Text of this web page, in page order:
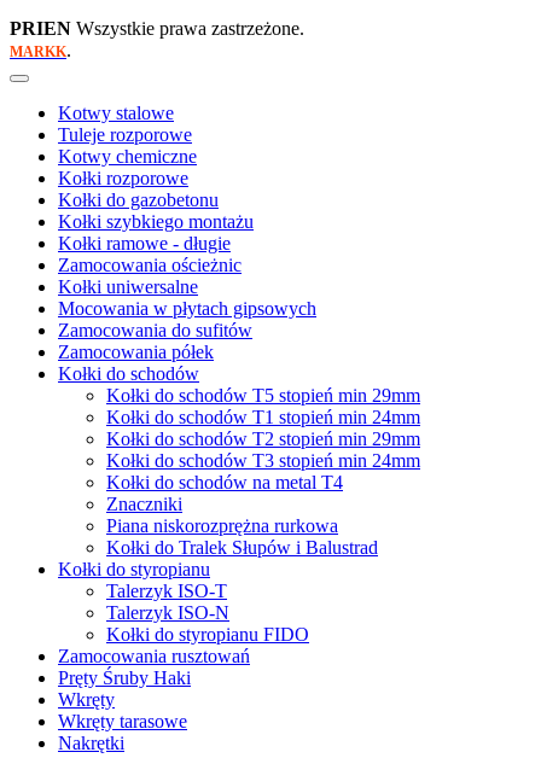
PRIEN Wszystkie prawa zastrzeżone.
MARKK.
Kotwy stalowe
Tuleje rozporowe
Kotwy chemiczne
Kołki rozporowe
Kołki do gazobetonu
Kołki szybkiego montażu
Kołki ramowe - długie
Zamocowania ościeżnic
Kołki uniwersalne
Mocowania w płytach gipsowych
Zamocowania do sufitów
Zamocowania półek
Kołki do schodów
Kołki do schodów T5 stopień min 29mm
Kołki do schodów T1 stopień min 24mm
Kołki do schodów T2 stopień min 29mm
Kołki do schodów T3 stopień min 24mm
Kołki do schodów na metal T4
Znaczniki
Piana niskorozprężna rurkowa
Kołki do Tralek Słupów i Balustrad
Kołki do styropianu
Talerzyk ISO-T
Talerzyk ISO-N
Kołki do styropianu FIDO
Zamocowania rusztowań
Pręty Śruby Haki
Wkręty
Wkręty tarasowe
Nakrętki